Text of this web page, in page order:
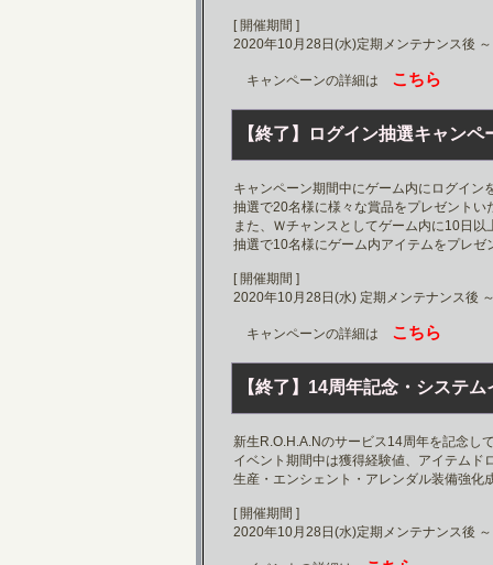
[ 開催期間 ]
2020年10月28日(水)定期メンテナンス後
キャンペーンの詳細は こちら
【終了】ログイン抽選キャンペ
キャンペーン期間中にゲーム内にログイン
抽選で20名様に様々な賞品をプレゼントい
また、Ｗチャンスとしてゲーム内に10日
抽選で10名様にゲーム内アイテムをプレゼ
[ 開催期間 ]
2020年10月28日(水) 定期メンテナンス後
キャンペーンの詳細は こちら
【終了】 14周年記念・システム
新生R.O.H.A.Nのサービス14周年を記念し
イベント期間中は獲得経験値、アイテムド
生産・エンシェント・アレンダル装備強化
[ 開催期間 ]
2020年10月28日(水)定期メンテナンス後